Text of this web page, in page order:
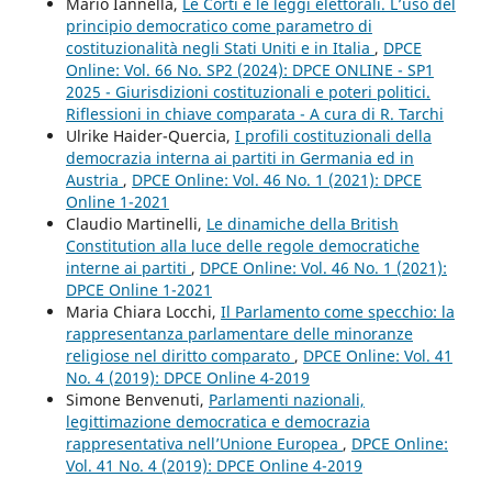
principio democratico come parametro di
costituzionalità negli Stati Uniti e in Italia , DPCE
Online: Vol. 66 No. SP2 (2024): DPCE ONLINE - SP1
2025 - Giurisdizioni costituzionali e poteri politici.
Riflessioni in chiave comparata - A cura di R. Tarchi
Ulrike Haider-Quercia, I profili costituzionali della
democrazia interna ai partiti in Germania ed in
Austria , DPCE Online: Vol. 46 No. 1 (2021): DPCE
Online 1-2021
Claudio Martinelli, Le dinamiche della British
Constitution alla luce delle regole democratiche
interne ai partiti , DPCE Online: Vol. 46 No. 1 (2021):
DPCE Online 1-2021
Maria Chiara Locchi, Il Parlamento come specchio: la
rappresentanza parlamentare delle minoranze
religiose nel diritto comparato , DPCE Online: Vol. 41
No. 4 (2019): DPCE Online 4-2019
Simone Benvenuti, Parlamenti nazionali,
legittimazione democratica e democrazia
rappresentativa nell’Unione Europea , DPCE Online:
Vol. 41 No. 4 (2019): DPCE Online 4-2019